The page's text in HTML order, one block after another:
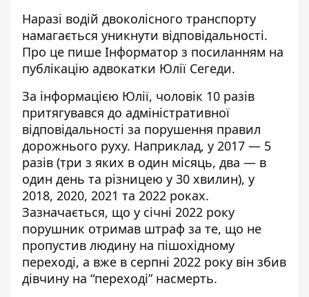
Наразі водій двоколісного транспорту
намагається уникнути відповідальності.
Про це пише Інформатор з посиланням на
публікацію адвокатки Юлії Сегеди.
За інформацією Юлії, чоловік 10 разів
притягувався до адміністративної
відповідальності за порушення правил
дорожнього руху. Наприклад, у 2017 — 5
разів (три з яких в один місяць, два — в
один день та різницею у 30 хвилин), у
2018, 2020, 2021 та 2022 роках.
Зазначається, що у січні 2022 року
порушник отримав штраф за те, що не
пропустив людину на пішохідному
переході, а вже в серпні 2022 року він збив
дівчину на “переході” насмерть.